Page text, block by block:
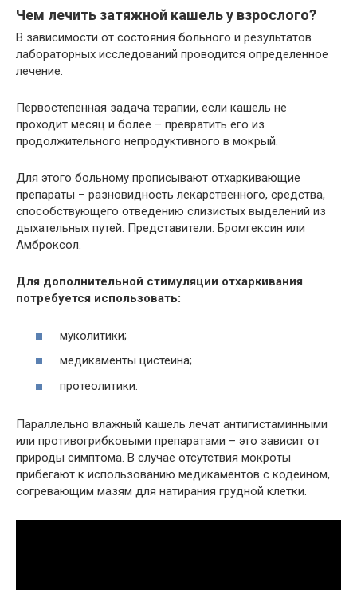
Чем лечить затяжной кашель у взрослого?
В зависимости от состояния больного и результатов
лабораторных исследований проводится определенное
лечение.
Первостепенная задача терапии, если кашель не
проходит месяц и более – превратить его из
продолжительного непродуктивного в мокрый.
Для этого больному прописывают отхаркивающие
препараты – разновидность лекарственного, средства,
способствующего отведению слизистых выделений из
дыхательных путей. Представители: Бромгексин или
Амброксол.
Для дополнительной стимуляции отхаркивания
потребуется использовать:
муколитики;
медикаменты цистеина;
протеолитики.
Параллельно влажный кашель лечат антигистаминными
или противогрибковыми препаратами – это зависит от
природы симптома. В случае отсутствия мокроты
прибегают к использованию медикаментов с кодеином,
согревающим мазям для натирания грудной клетки.